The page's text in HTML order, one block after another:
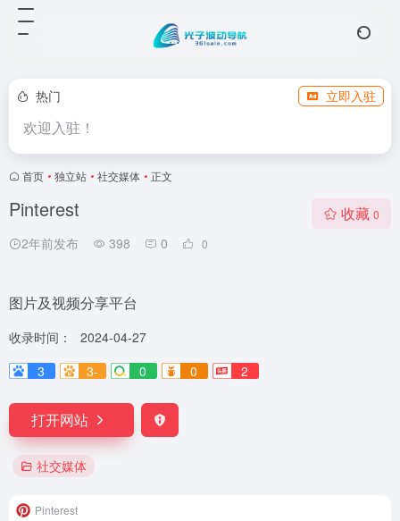
热门 立即入驻
欢迎入驻！
首页 • 独立站 • 社交媒体 • 正文
Pinterest
2年前发布 398 0 0
收藏 0
图片及视频分享平台
收录时间：
2024-04-27
3
3- 0 0 2
打开网站
社交媒体
Pinterest